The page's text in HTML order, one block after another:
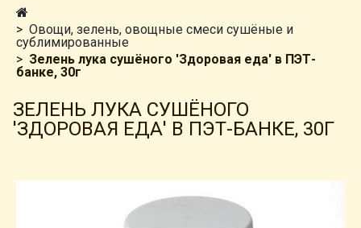
Овощи, зелень, овощные смеси сушёные и
сублимированные
Зелень лука сушёного 'Здоровая еда' в ПЭТ-
банке, 30г
ЗЕЛЕНЬ ЛУКА СУШЁНОГО
'ЗДОРОВАЯ ЕДА' В ПЭТ-БАНКЕ, 30Г